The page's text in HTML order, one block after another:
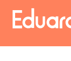
hovedindhold